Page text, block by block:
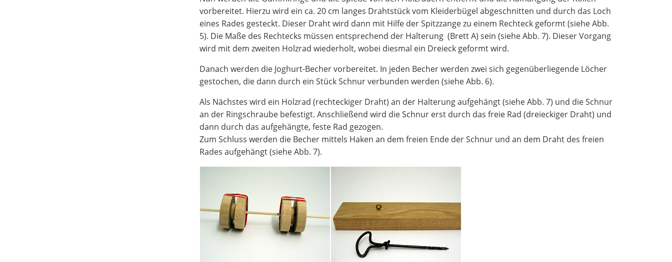
vorbereitet. Hierzu wird ein ca. 20 cm langes Drahtstück vom Kleiderbügel abgeschnitten und durch das Loch
eines Rades gesteckt. Dieser Draht wird dann mit Hilfe der Spitzzange zu einem Rechteck geformt (siehe Abb.
5). Die Maße des Rechtecks müssen entsprechend der Halterung (Brett A) sein (siehe Abb. 7). Dieser Vorgang
wird mit dem zweiten Holzrad wiederholt, wobei diesmal ein Dreieck geformt wird.
Danach werden die Joghurt-Becher vorbereitet. In jeden Becher werden zwei sich gegenüberliegende Löcher
gestochen, die dann durch ein Stück Schnur verbunden werden (siehe Abb. 6).
Als Nächstes wird ein Holzrad (rechteckiger Draht) an der Halterung aufgehängt (siehe Abb. 7) und die Schnur
an der Ringschraube befestigt. Anschließend wird die Schnur erst durch das freie Rad (dreieckiger Draht) und
dann durch das aufgehängte, feste Rad gezogen.
Zum Schluss werden die Becher mittels Haken an dem freien Ende der Schnur und an dem Draht des freien
Rades aufgehängt (siehe Abb. 7).